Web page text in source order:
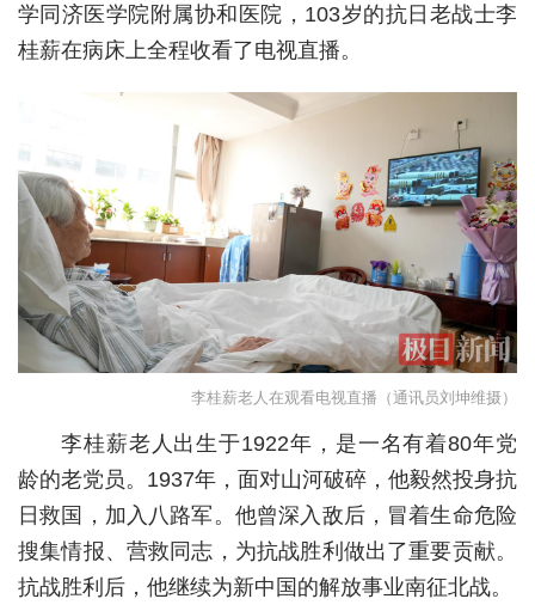
极客圈
科教
健康
悠游
相亲
汽车
消费
创意
文化
学同济医学院附属协和医院，103岁的抗日老战士李
桂薪在病床上全程收看了电视直播。
李桂薪老人在观看电视直播（通讯员刘坤维摄）
李桂薪老人出生于1922年，是一名有着80年党
龄的老党员。1937年，面对山河破碎，他毅然投身抗
日救国，加入八路军。他曾深入敌后，冒着生命危险
搜集情报、营救同志，为抗战胜利做出了重要贡献。
抗战胜利后，他继续为新中国的解放事业南征北战。